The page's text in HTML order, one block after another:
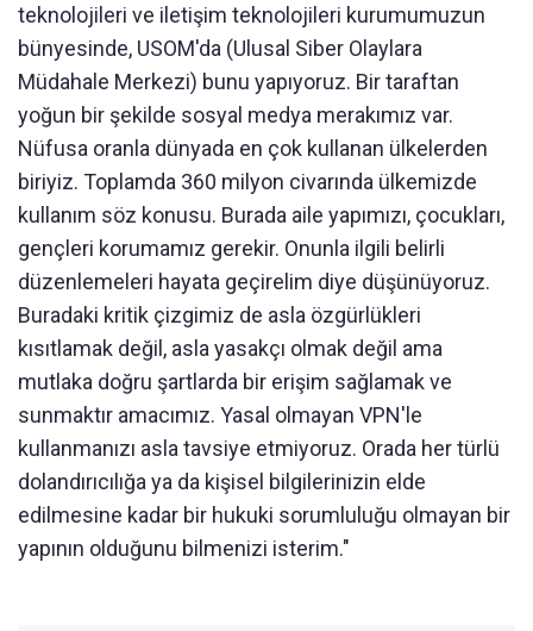
teknolojileri ve iletişim teknolojileri kurumumuzun
bünyesinde, USOM'da (Ulusal Siber Olaylara
Müdahale Merkezi) bunu yapıyoruz. Bir taraftan
yoğun bir şekilde sosyal medya merakımız var.
Nüfusa oranla dünyada en çok kullanan ülkelerden
biriyiz. Toplamda 360 milyon civarında ülkemizde
kullanım söz konusu. Burada aile yapımızı, çocukları,
gençleri korumamız gerekir. Onunla ilgili belirli
düzenlemeleri hayata geçirelim diye düşünüyoruz.
Buradaki kritik çizgimiz de asla özgürlükleri
kısıtlamak değil, asla yasakçı olmak değil ama
mutlaka doğru şartlarda bir erişim sağlamak ve
sunmaktır amacımız. Yasal olmayan VPN'le
kullanmanızı asla tavsiye etmiyoruz. Orada her türlü
dolandırıcılığa ya da kişisel bilgilerinizin elde
edilmesine kadar bir hukuki sorumluluğu olmayan bir
yapının olduğunu bilmenizi isterim."